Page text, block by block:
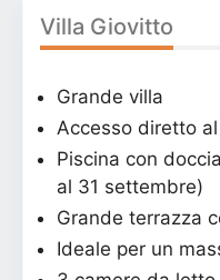
Villa Giovitto
Grande villa
Accesso diretto
Piscina con
al 31 settembre)
Grande terrazza
Ideale per un